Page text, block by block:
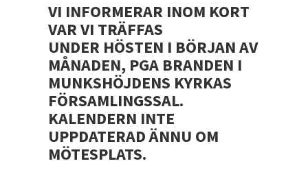
VI INFORMERAR INOM KORT
VAR VI TRÄFFAS
UNDER HÖSTEN I BÖRJAN AV
MÅNADEN, PGA BRANDEN I
MUNKSHÖJDENS KYRKAS
FÖRSAMLINGSSAL.
KALENDERN INTE
UPPDATERAD ÄNNU OM
MÖTESPLATS.